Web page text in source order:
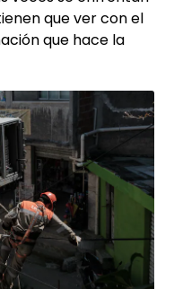
que ver con el
que hace la